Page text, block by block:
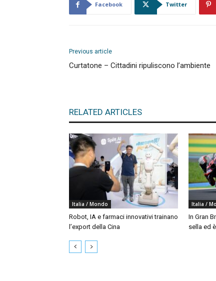
Facebook Twitter
Previous article
Curtatone – Cittadini ripuliscono l’ambiente
RELATED ARTICLES
Italia / Mondo
Robot, IA e farmaci innovativi trainano
l’export della Cina
Italia /
In Gran
sella ed